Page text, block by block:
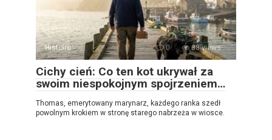
Histoire 0 38 views
Cichy cień: Co ten kot ukrywał za
swoim niespokojnym spojrzeniem…
Thomas, emerytowany marynarz, każdego ranka szedł
powolnym krokiem w stronę starego nabrzeża w wiosce.